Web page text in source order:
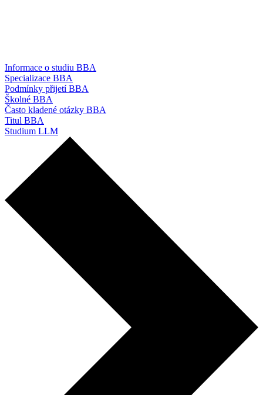
Informace o studiu BBA
Specializace BBA
Podmínky přijetí BBA
Školné BBA
Často kladené otázky BBA
Titul BBA
Studium LLM